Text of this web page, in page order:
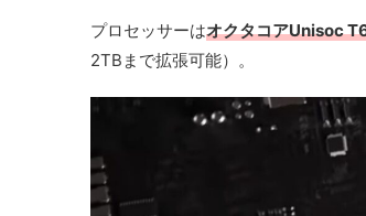
プロセッサーはオクタコアUnisoc
2TBまで拡張可能）。